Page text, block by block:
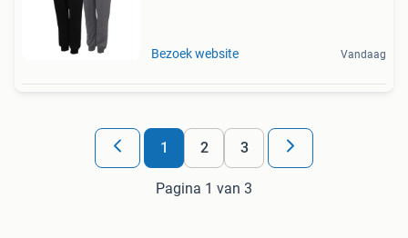
Bezoek website Vandaag
1 2 3
Pagina 1 van 3